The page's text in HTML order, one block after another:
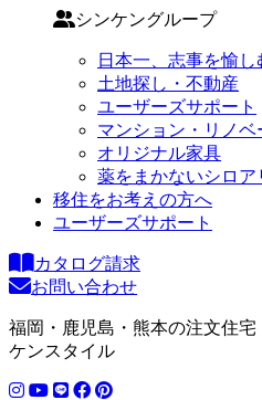
シンケングループ
日本一、志事を愉し
土地探し・不動産
ユーザーズサポート
マンション・リノベ
オリジナル家具
薬をまかないシロア
移住をお考えの方へ
ユーザーズサポート
カタログ請求
お問い合わせ
福岡・鹿児島・熊本の注文住
ケンスタイル